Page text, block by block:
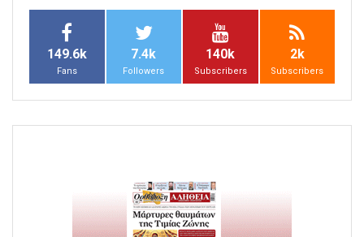
149.6k
Fans
7.4k
Followers
140k
Subscribers
2k
Subscribers